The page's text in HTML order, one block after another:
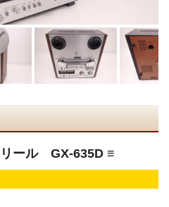
ール GX-635D ≡